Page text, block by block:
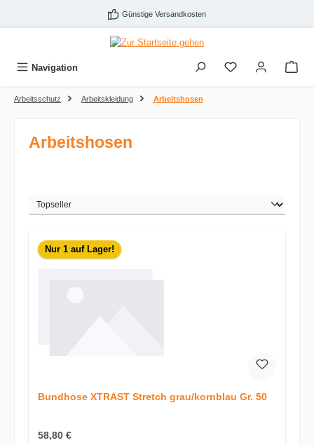
Zum Hauptinhalt springen Günstige Versandkosten
Navigation
Arbeitsschutz Arbeitskleidung Arbeitshosen
Arbeitshosen
Nur 1 auf Lager!
Bundhose XTRAST Stretch grau/kornblau Gr. 50
Regulärer Preis:
58,80 €